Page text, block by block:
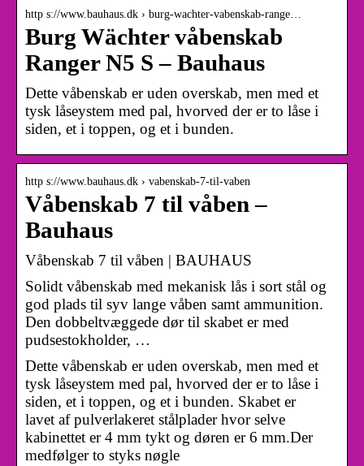
http s://www.bauhaus.dk › burg-wachter-vabenskab-range…
Burg Wächter våbenskab
Ranger N5 S – Bauhaus
Dette våbenskab er uden overskab, men med et
tysk låseystem med pal, hvorved der er to låse i
siden, et i toppen, og et i bunden.
http s://www.bauhaus.dk › vabenskab-7-til-vaben
Våbenskab 7 til våben –
Bauhaus
Våbenskab 7 til våben | BAUHAUS
Solidt våbenskab med mekanisk lås i sort stål og
god plads til syv lange våben samt ammunition.
Den dobbeltvæggede dør til skabet er med
pudsestokholder, …
Dette våbenskab er uden overskab, men med et
tysk låseystem med pal, hvorved der er to låse i
siden, et i toppen, og et i bunden. Skabet er
lavet af pulverlakeret stålplader hvor selve
kabinettet er 4 mm tykt og døren er 6 mm.Der
medfølger to styks nøgle